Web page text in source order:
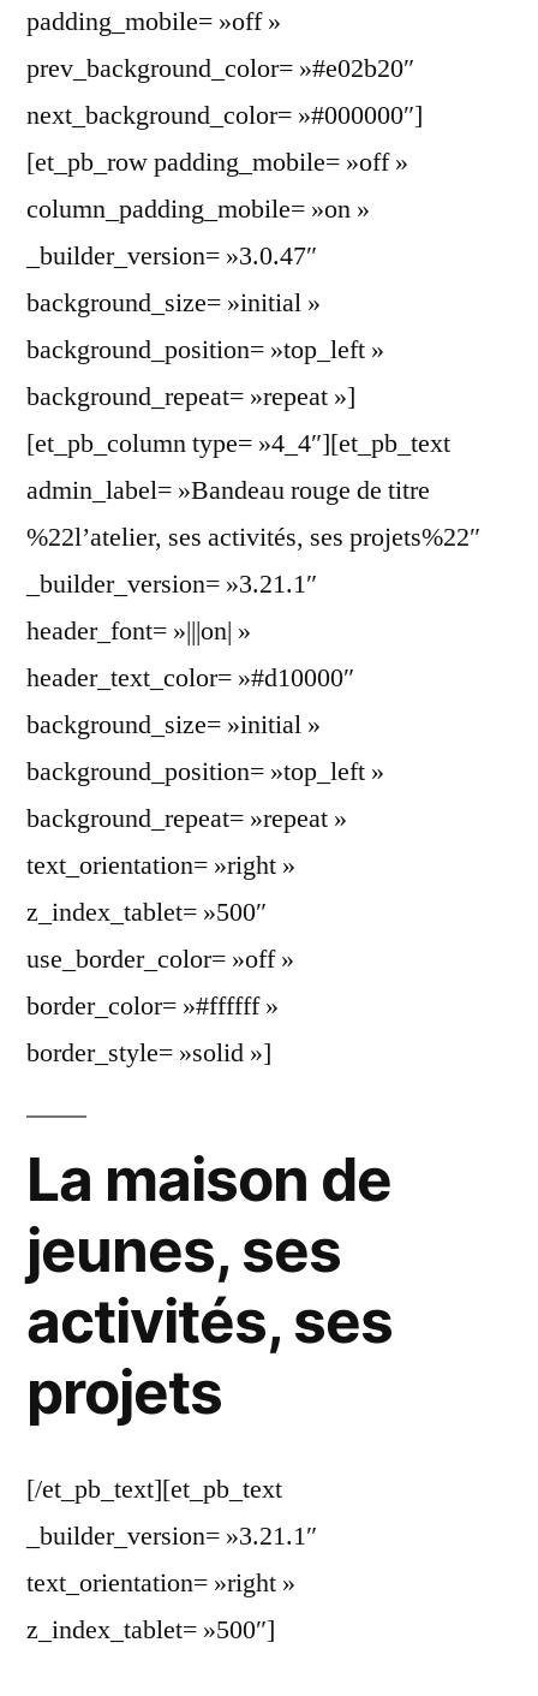
padding_mobile= »off »
prev_background_color= »#e02b20″
next_background_color= »#000000″]
[et_pb_row padding_mobile= »off »
column_padding_mobile= »on »
_builder_version= »3.0.47″
background_size= »initial »
background_position= »top_left »
background_repeat= »repeat »]
[et_pb_column type= »4_4″][et_pb_text
admin_label= »Bandeau rouge de titre
%22l’atelier, ses activités, ses projets%22″
_builder_version= »3.21.1″
header_font= »|||on| »
header_text_color= »#d10000″
background_size= »initial »
background_position= »top_left »
background_repeat= »repeat »
text_orientation= »right »
z_index_tablet= »500″
use_border_color= »off »
border_color= »#ffffff »
border_style= »solid »]
La maison de
jeunes, ses
activités, ses
projets
[/et_pb_text][et_pb_text
_builder_version= »3.21.1″
text_orientation= »right »
z_index_tablet= »500″]